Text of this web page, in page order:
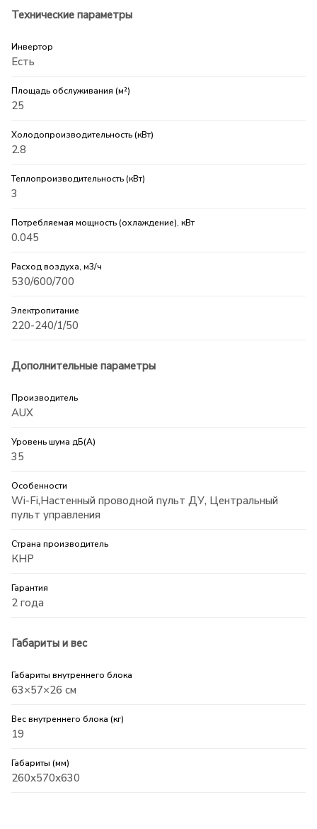
Технические параметры
Инвертор
Есть
Площадь обслуживания (м²)
25
Холодопроизводительность (кВт)
2.8
Теплопроизводительность (кВт)
3
Потребляемая мощность (охлаждение), кВт
0.045
Расход воздуха, м3/ч
530/600/700
Электропитание
220-240/1/50
Дополнительные параметры
Производитель
AUX
Уровень шума дБ(А)
35
Особенности
Wi-Fi,Настенный проводной пульт ДУ, Центральный
пульт управления
Страна производитель
КНР
Гарантия
2 года
Габариты и вес
Габариты внутреннего блока
63×57×26 см
Вес внутреннего блока (кг)
19
Габариты (мм)
260х570х630